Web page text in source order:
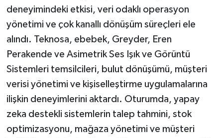
deneyimindeki etkisi, veri odaklı operasyon
yönetimi ve çok kanallı dönüşüm süreçleri ele
alındı. Teknosa, ebebek, Greyder, Eren
Perakende ve Asimetrik Ses Işık ve Görüntü
Sistemleri temsilcileri, bulut dönüşümü, müşteri
verisi yönetimi ve kişiselleştirme uygulamalarına
ilişkin deneyimlerini aktardı. Oturumda, yapay
zeka destekli sistemlerin talep tahmini, stok
optimizasyonu, mağaza yönetimi ve müşteri